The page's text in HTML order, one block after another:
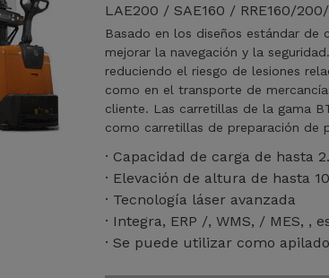
LAE200 / SAE160 / RRE160/
Basado en los diseños estándar de
mejorar la navegación y la
reduciendo el riesgo de lesiones
como en el transporte de
cliente. Las carretillas de la gama
como carretillas de preparación de
· Capacidad de carga de hasta
· Elevación de altura de hasta
· Tecnología láser avanzada
· Integra ERP / WMS / MES ,
· Se puede utilizar como